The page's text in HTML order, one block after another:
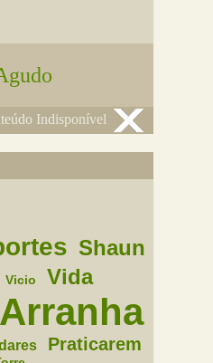
Indisponível
Shaun
Vicio
Vida
Arranha
Praticarem